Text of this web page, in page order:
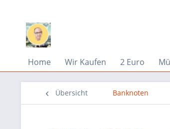
Home Wir Kaufen 2 Euro
Übersicht Banknoten